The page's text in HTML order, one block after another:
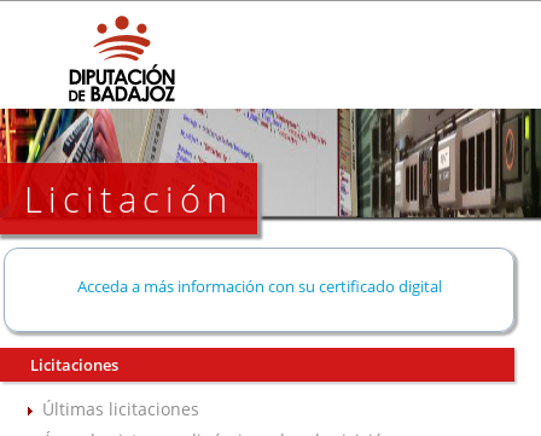
Licitación
Acceda a más información con su certificado digital
Licitaciones
Últimas licitaciones